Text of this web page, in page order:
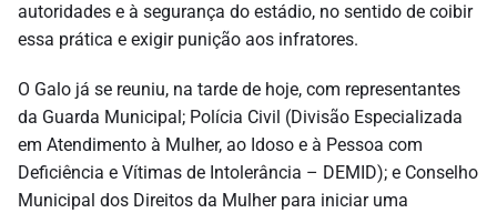
autoridades e à segurança do estádio, no sentido de coibir
essa prática e exigir punição aos infratores.
O Galo já se reuniu, na tarde de hoje, com representantes
da Guarda Municipal; Polícia Civil (Divisão Especializada
em Atendimento à Mulher, ao Idoso e à Pessoa com
Deficiência e Vítimas de Intolerância – DEMID); e Conselho
Municipal dos Direitos da Mulher para iniciar uma